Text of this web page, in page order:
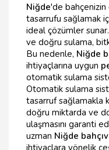
Niğde'de
tasarrufu sağlamak
ideal çözümler
ve doğru sulama,
Bu nedenle, Niğde
ihtiyaçlarına uygun
otomatik sulama
Otomatik sulama
tasarruf sağlamakla
doğru miktarda ve
ulaşmasını garanti
uzman Niğde
ihtiyaçlara yönelik